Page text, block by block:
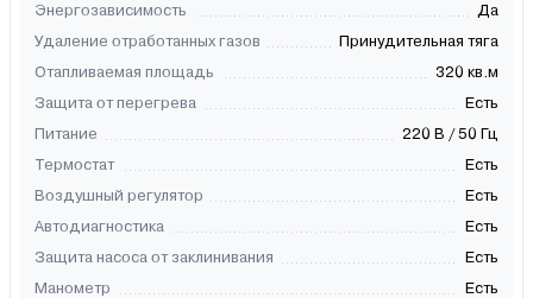
Энергозависимость
Да
Удаление отработанных газов
Принудительная тяга
Отапливаемая площадь
320 кв.м
Защита от перегрева
Есть
Питание
220 В / 50 Гц
Термостат
Есть
Воздушный регулятор
Есть
Автодиагностика
Есть
Защита насоса от заклинивания
Есть
Манометр
Есть